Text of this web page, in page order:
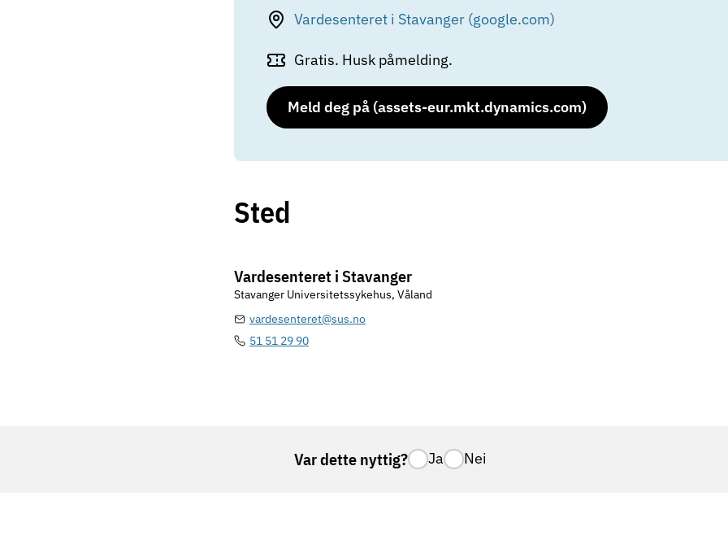
Vardesenteret i Stavanger (google.com)
Gratis. Husk påmelding.
Meld deg på (assets-eur.mkt.dynamics.com)
Sted
Vardesenteret i Stavanger
Stavanger Universitetssykehus, Våland
vardesenteret@sus.no
51 51 29 90
Var dette nyttig? Ja Nei